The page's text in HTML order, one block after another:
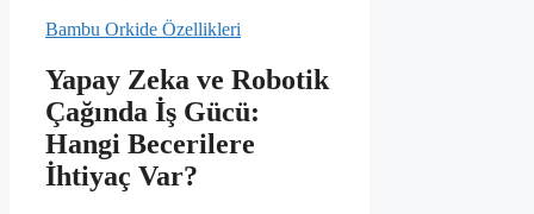
Bambu Orkide Özellikleri
Yapay Zeka ve Robotik
Çağında İş Gücü:
Hangi Becerilere
İhtiyaç Var?